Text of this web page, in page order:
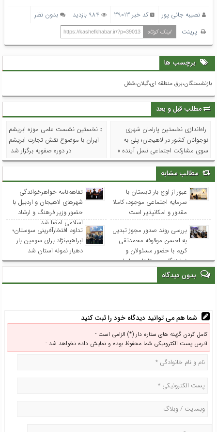
نصیبه جانی پور کد خبر 39013 984 بازدید
بدون نظر
پرینت
لینک کوتاه https://kashefkhabar.ir/?p=39013
برچسب ها
بازنشستگان،برق منطقه ای،گیلان،شغل
مطلب قبل و بعد
راه‌اندازی نخستین پارلمان شهری
نوجوانان کشور در لاهیجان؛ پلی به
سوی مشارکت اجتماعی نسل آینده »
« نخستین نشست علمی موزه ابریشم
ایران با موضوع نقش تجارت ابریشم
در دوره صفویه برگزار شد
مطالب مشابه
عبور از اوج بار تابستان با
سرمایه اجتماعی موجود، کاملا
مقدور و امکانپذیر است
تفاهم‌نامه خواهرخواندگی
شهرهای لاهیجان و اردبیل با
حضور وزیر فرهنگ و ارشاد
اسلامی امضا شد
بررسی روند صدور مجوز تبدیل
به احسن موقوفه محمدتقی
کریم با حضور مسئولان و
نمایندگان روستاهای ساحلی
تداوم افتخارآفرینی سوستان؛
ابراهیم‌نژاد برای سومین بار
دهیار نمونه استان شد
بدون دیدگاه
شما هم می توانید دیدگاه خود را ثبت کنید
کامل کردن گزینه های ستاره دار (*) الزامی است -
آدرس پست الکترونیکی شما محفوظ بوده و نمایش داده نخواهد شد -